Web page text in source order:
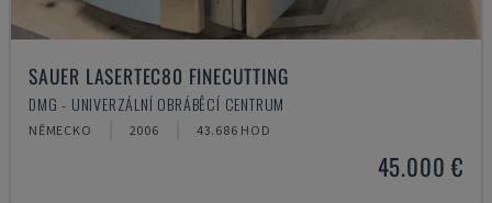
SAUER LASERTEC80 FINECUTTING
DMG - UNIVERZÁLNÍ OBRÁBĚCÍ CENTRUM
NĚMECKO 2006 43.686 HOD
45.000 €